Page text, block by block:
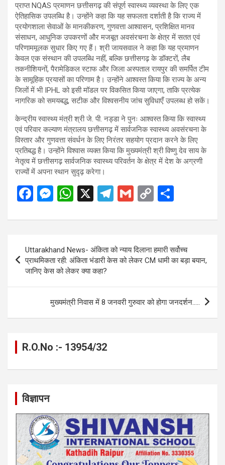
प्राप्त NQAS प्रमाणन छत्तीसगढ़ की संपूर्ण स्वास्थ्य व्यवस्था के लिए एक
ऐतिहासिक उपलब्धि है। उन्होंने कहा कि यह सफलता दर्शाती है कि राज्य में
प्रयोगशाला सेवाओं के मानकीकरण, गुणवत्ता आश्वासन, प्रशिक्षित मानव
संसाधन, आधुनिक उपकरणों और मजबूत अवसंरचना के क्षेत्र में सतत एवं
परिणाममूलक सुधार किए गए हैं। श्री जायसवाल ने कहा कि यह प्रमाणन
केवल एक संस्थान की उपलब्धि नहीं, बल्कि छत्तीसगढ़ के डॉक्टरों, लैब
तकनीशियनों, पैरामेडिकल स्टाफ और जिला अस्पताल रायपुर की समर्पित टीम
के सामूहिक प्रयासों का परिणाम है। उन्होंने आश्वस्त किया कि राज्य के अन्य
जिलों में भी IPHL को इसी मॉडल पर विकसित किया जाएगा, ताकि प्रत्येक
नागरिक को समयबद्ध, सटीक और विश्वसनीय जांच सुविधाएँ उपलब्ध हो सकें।
केन्द्रीय स्वास्थ्य मंत्री श्री जे. पी. नड्डा ने पुनः आश्वस्त किया कि स्वास्थ्य
एवं परिवार कल्याण मंत्रालय छत्तीसगढ़ में सार्वजनिक स्वास्थ्य अवसंरचना के
विस्तार और गुणवत्ता संवर्धन के लिए निरंतर सहयोग प्रदान करने के लिए
प्रतिबद्ध है। उन्होंने विश्वास व्यक्त किया कि मुख्यमंत्री श्री विष्णु देव साय के
नेतृत्व में छत्तीसगढ़ सार्वजनिक स्वास्थ्य परिवर्तन के क्षेत्र में देश के अग्रणी
राज्यों में अपना स्थान सुदृढ़ करेगा।
F
ce
o
o
k
M
se
g
er
W
at
A
p
p
X
T
e
gr
a
G
ail
C
py
Li
n
ar
e
navigation
Uttarakhand News- अंकिता को न्याय दिलाना हमारी सर्वोच्च
प्राथमिकता रही: अंकिता भंडारी केस को लेकर CM धामी का बड़ा बयान,
जानिए केस को लेकर क्या कहा?
मुख्यमंत्री निवास में 8 जनवरी गुरुवार को होगा जनदर्शन…..
R.O.No :- 13954/32
विज्ञापन